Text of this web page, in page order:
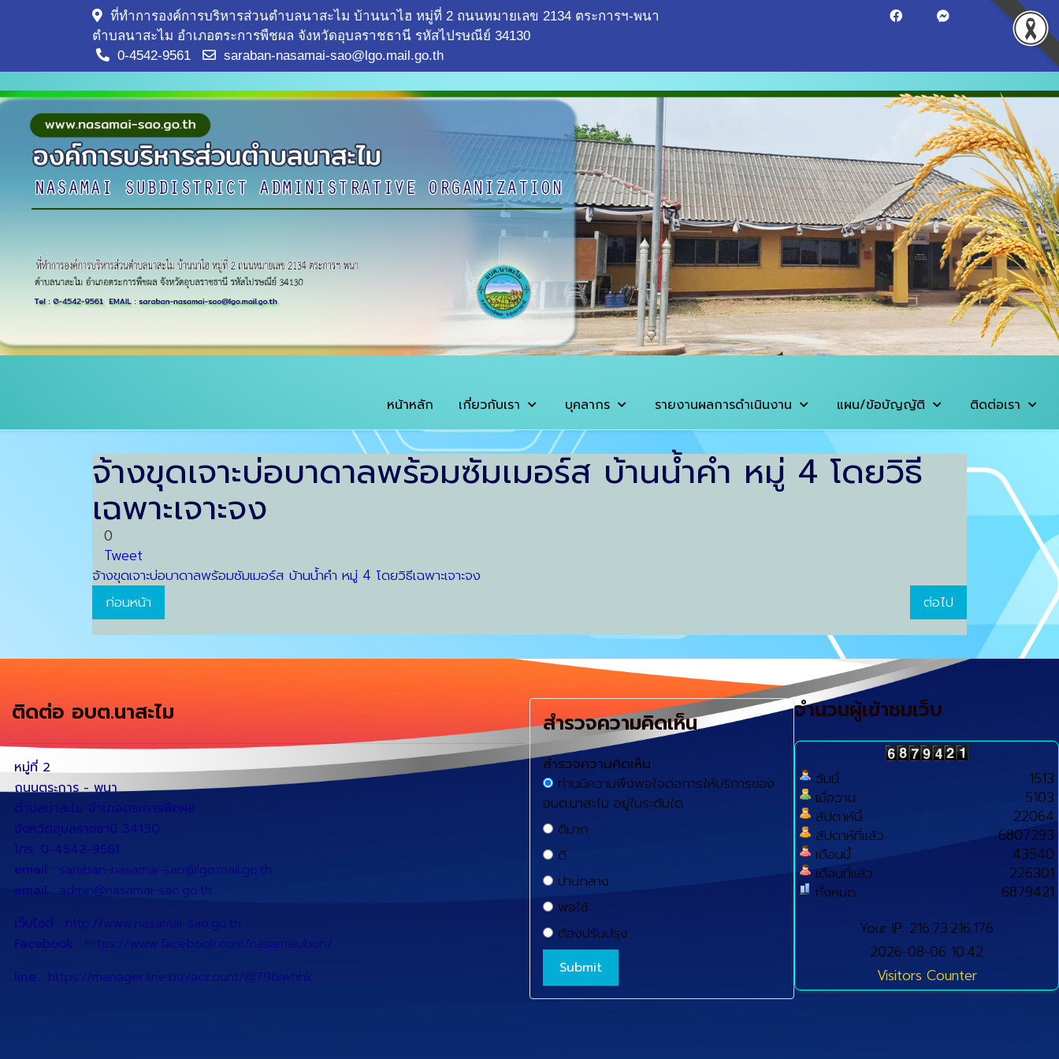
ที่ทำการองค์การบริหารส่วนตำบลนาสะไม บ้านนาไฮ หมู่ที่ 2 ถนนหมายเลข 2134 ตระการฯ-พนา
ตำบลนาสะไม อำเภอตระการพืชผล จังหวัดอุบลราชธานี รหัสไปรษณีย์ 34130
0-4542-9561
saraban-nasamai-sao@lgo.mail.go.th
หน้าหลัก เกี่ยวกับเรา บุคลากร รายงานผลการดำเนินงาน แผน/ข้อบัญญัติ ติดต่อเรา
จ้างขุดเจาะบ่อบาดาลพร้อมซัมเมอร์ส บ้านน้ำคำ หมู่ 4 โดยวิธี
เฉพาะเจาะจง
0
Tweet
จ้างขุดเจาะบ่อบาดาลพร้อมซัมเมอร์ส บ้านน้ำคำ หมู่ 4 โดยวิธีเฉพาะเจาะจง
ก่อนหน้า
ต่อไป
ติดต่อ อบต.นาสะไม
หมู่ที่ 2
ถนนตระการ - พนา
ตำบลนาสะไม อำเภอตระการพืชผล
จังหวัดอุบลราชธานี 34130
โทร. 0-4542-9561
email : saraban-nasamai-sao@lgo.mail.go.th
email : admin@nasamai-sao.go.th
เว็บไซต์ : http://www.nasamai-sao.go.th
Facebook : https://www.facebook.com/nasamaiubon/
line : https://manager.line.biz/account/@798lwhhk
สำรวจความคิดเห็น
สำรวจความคิดเห็น
ท่านมีความพึงพอใจต่อการให้บริการของ
อบต.นาสะไม อยู่ในระดับใด
ดีมาก
ดี
ปานกลาง
พอใช้
ต้องปรับปรุง
จำนวนผู้เข้าชมเว็บ
วันนี้
เมื่อวาน
สัปดาห์นี้
สัปดาห์ที่แล้ว
เดือนนี้
เดือนที่แล้ว
ทั้งหมด
1513
5103
22064
6807293
43540
226301
6879421
Your IP: 216.73.216.176
2026-08-06 10:42
Visitors Counter